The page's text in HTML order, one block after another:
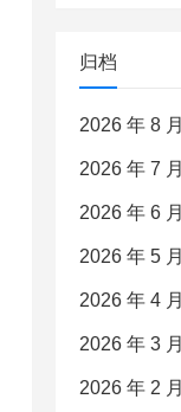
归档
2026 年 8 月
2026 年 7 月
2026 年 6 月
2026 年 5 月
2026 年 4 月
2026 年 3 月
2026 年 2 月